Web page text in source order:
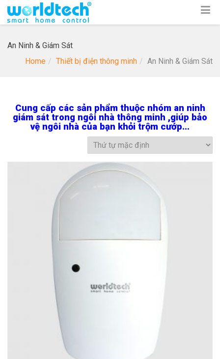
An Ninh & Giám Sát
Home
Thiết bị điện thông minh An Ninh & Giám Sát
Cung cấp các sản phẩm thuộc nhóm an ninh
giám sát trong ngôi nhà thông minh ,giúp bảo
vệ ngôi nhà của bạn khỏi trộm cướp…